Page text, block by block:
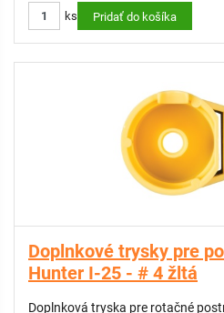
ks Pridať do košíka
Doplnkové trysky pre
Hunter I-25 - # 4 žltá
Doplnková tryska pre rotačné